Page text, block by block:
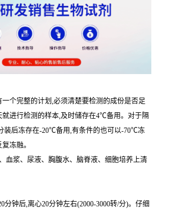
个完整的计划,必须清楚要检测的成份是否足
就进行检测的样本,及时储存在4℃备用。对于隔
装后冻存在-20℃备用,有条件的也可以-70℃冻
冻融。
血浆、尿液、胸腹水、脑脊液、细胞培养上清
分钟后,离心20分钟左右(2000-3000转/分)。仔细